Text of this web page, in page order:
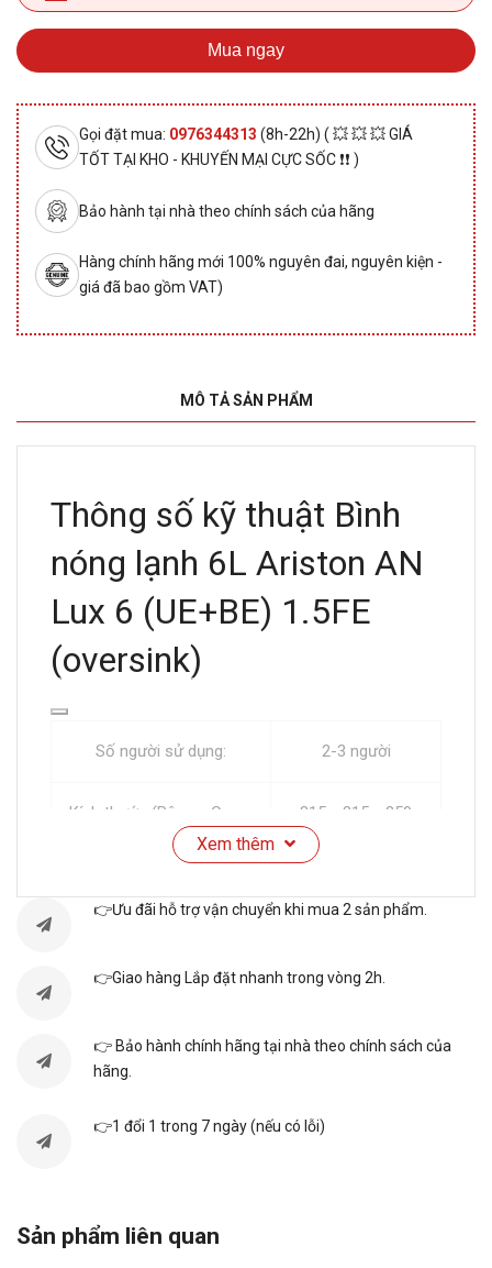
Mua ngay
Gọi đặt mua: 0976344313 (8h-22h) ( 💥 💥 💥 GIÁ
TỐT TẠI KHO - KHUYẾN MẠI CỰC SỐC ❗❗ )
Bảo hành tại nhà theo chính sách của hãng
Hàng chính hãng mới 100% nguyên đai, nguyên kiện -
giá đã bao gồm VAT)
MÔ TẢ SẢN PHẨM
Thông số kỹ thuật Bình
nóng lạnh 6L Ariston AN
Lux 6 (UE+BE) 1.5FE
(oversink)
Số người sử dụng: 2-3 người
Kích thước (Rộng x Cao x
Dài )
315 x 315 x 250
(mm)
Thanh đốt Thép không rỉ
Chống giật ELCB
Xem thêm
👉Ưu đãi hỗ trợ vận chuyển khi mua 2 sản phẩm.
👉Giao hàng Lắp đặt nhanh trong vòng 2h.
👉 Bảo hành chính hãng tại nhà theo chính sách của
hãng.
👉1 đổi 1 trong 7 ngày (nếu có lỗi)
Sản phẩm liên quan